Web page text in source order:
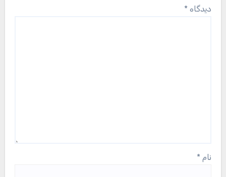
دیدگاه *
نام *